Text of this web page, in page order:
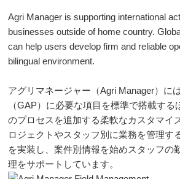
Agri Manager is supporting international
businesses outside of home country.
can help users develop firm and reliable
bilingual environment.
アグリマネージャー（Agri Manager）に
（GAP）に必要な項目を標準で搭載す
のプロセスを追加する柔軟なカスタマイ
ロジェクトやスタッフ別に業務を管理す
を実装し、案件別情報を始めスタッフの
理をサポートしています。